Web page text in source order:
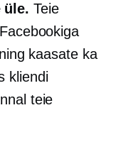
üle. Teie
kaasate ka
kliendi
teie